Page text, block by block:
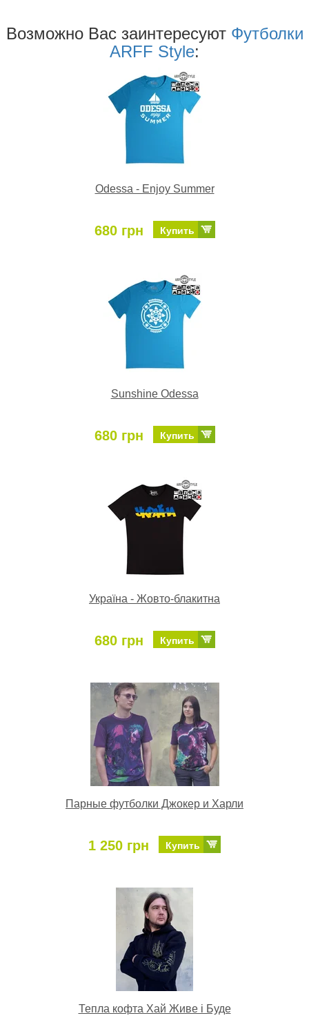
Возможно Ваc заинтересуют Футболки
ARFF Style:
Odessa - Enjoy Summer
680 грн Купить
Sunshine Odessa
680 грн Купить
Україна - Жовто-блакитна
680 грн Купить
Парные футболки Джокер и Харли
1 250 грн Купить
Тепла кофта Хай Живе і Буде